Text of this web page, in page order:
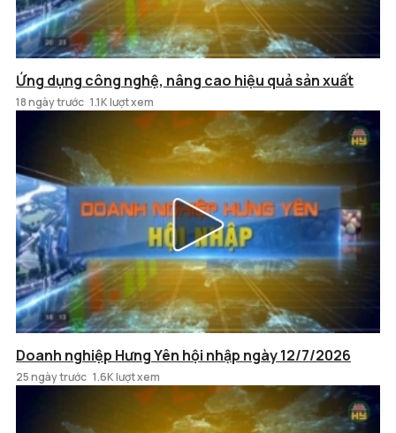
Ứng dụng công nghệ, nâng cao hiệu quả sản xuất
18 ngày trước 1.1K lượt xem
Doanh nghiệp Hưng Yên hội nhập ngày 12/7/2026
25 ngày trước 1.6K lượt xem